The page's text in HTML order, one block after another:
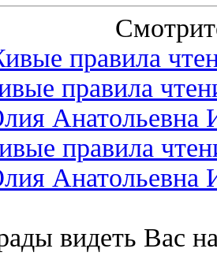
правила
правила
Анатольевна
правила
Анатольевна
видеть Вас